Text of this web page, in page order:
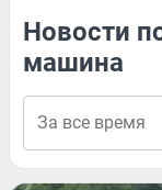
Новости
машина